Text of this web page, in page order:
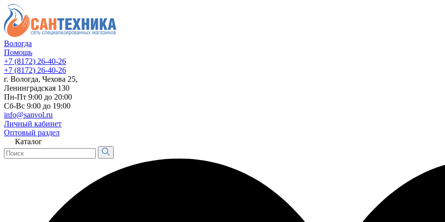
Вологда
Помощь
+7 (8172) 26-40-26
+7 (8172) 26-40-26
г. Вологда, Чехова 25,
Ленинградская 130
Пн-Пт 9:00 до 20:00
Сб-Вс 9:00 до 19:00
info@sanvol.ru
Личный кабинет
Оптовый раздел
Каталог